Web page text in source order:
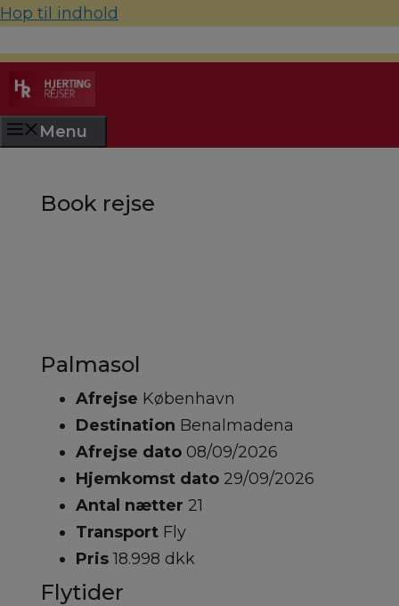
Hop til indhold
Menu
Book rejse
Palmasol
Afrejse København
Destination Benalmadena
Afrejse dato 08/09/2026
Hjemkomst dato 29/09/2026
Antal nætter 21
Transport Fly
Pris 18.998 dkk
Flytider